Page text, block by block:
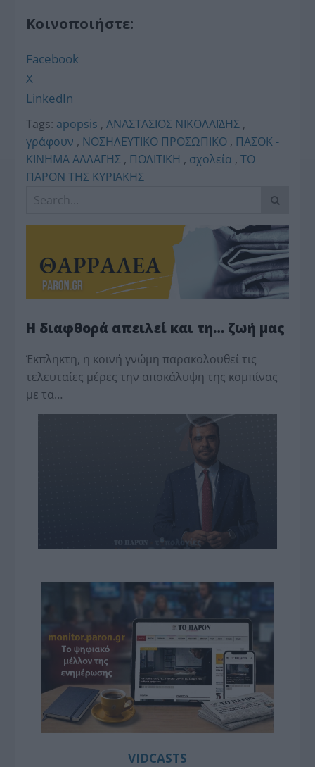
Κοινοποιήστε:
Facebook
X
LinkedIn
Tags: apopsis ,ΑΝΑΣΤΑΣΙΟΣ ΝΙΚΟΛΑΪΔΗΣ ,
γράφουν , ΝΟΣΗΛΕΥΤΙΚΟ ΠΡΟΣΩΠΙΚΟ , ΠΑΣΟΚ -
ΚΙΝΗΜΑ ΑΛΛΑΓΗΣ , ΠΟΛΙΤΙΚΗ , σχολεία ,ΤΟ
ΠΑΡΟΝ ΤΗΣ ΚΥΡΙΑΚΗΣ
Η διαφθορά απειλεί και τη… ζωή μας
Έκπληκτη, η κοινή γνώμη παρακολουθεί τις
τελευταίες μέρες την αποκάλυψη της κο­μπίνας
με τα…
VIDCASTS